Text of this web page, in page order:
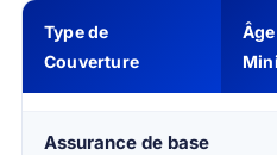
Type de
Couverture
Âge
Assurance de base